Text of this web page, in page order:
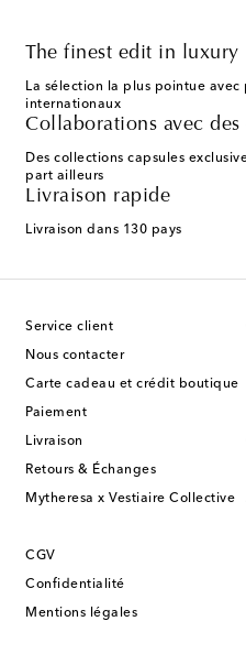
The finest edit in luxury
La sélection la plus pointue
internationaux
Collaborations avec des
Des collections capsules
part ailleurs
Livraison rapide
Livraison dans 130 pays
Service client
Nous contacter
Carte cadeau et crédit boutique
Paiement
Livraison
Retours & Échanges
Mytheresa x Vestiaire Collective
CGV
Confidentialité
Mentions légales